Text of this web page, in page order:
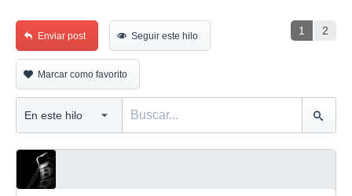
1 2
Enviar post Seguir este hilo
Marcar como favorito